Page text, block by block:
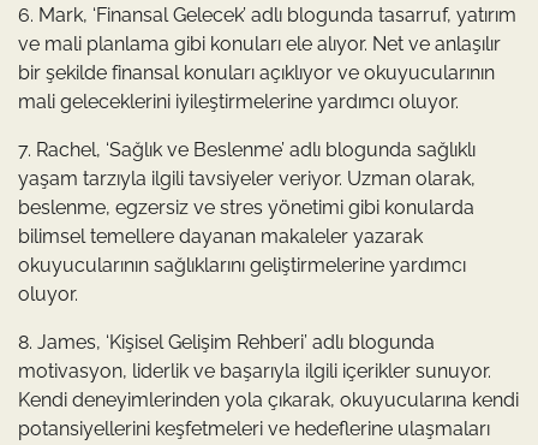
6. Mark, ‘Finansal Gelecek’ adlı blogunda tasarruf, yatırım
ve mali planlama gibi konuları ele alıyor. Net ve anlaşılır
bir şekilde finansal konuları açıklıyor ve okuyucularının
mali geleceklerini iyileştirmelerine yardımcı oluyor.
7. Rachel, ‘Sağlık ve Beslenme’ adlı blogunda sağlıklı
yaşam tarzıyla ilgili tavsiyeler veriyor. Uzman olarak,
beslenme, egzersiz ve stres yönetimi gibi konularda
bilimsel temellere dayanan makaleler yazarak
okuyucularının sağlıklarını geliştirmelerine yardımcı
oluyor.
8. James, ‘Kişisel Gelişim Rehberi’ adlı blogunda
motivasyon, liderlik ve başarıyla ilgili içerikler sunuyor.
Kendi deneyimlerinden yola çıkarak, okuyucularına kendi
potansiyellerini keşfetmeleri ve hedeflerine ulaşmaları